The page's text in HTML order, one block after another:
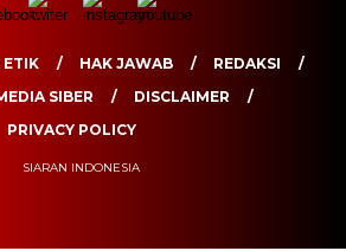
ETIK HAK JAWAB
REDAKSI
SIBER
DISCLAIMER
PRIVACY POLICY
SIARAN INDONESIA